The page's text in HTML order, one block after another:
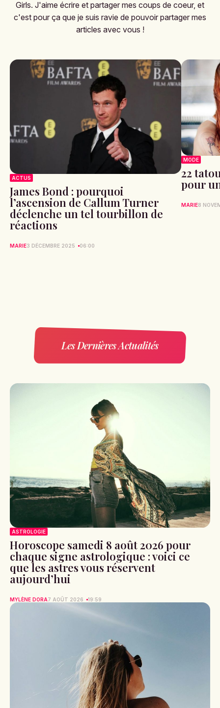
Girls. J'aime écrire et partager mes coups de coeur, et
c'est pour ça que je suis ravie de pouvoir partager mes
articles avec vous !
ACTUS
James Bond : pourquoi
l’ascension de Callum Turner
déclenche un tel tourbillon de
réactions
MARIE3 DÉCEMBRE 2025 06:00
MODE
22
pour
MARIE8
Les Dernières Actualités
ASTROLOGIE
Horoscope samedi 8 août 2026 pour
chaque signe astrologique : voici ce
que les astres vous réservent
aujourd’hui
MYLÈNE DORA7 AOÛT 2026 19:59